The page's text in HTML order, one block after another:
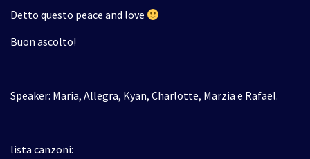
Detto questo peace and love
Buon ascolto!
Speaker: Maria, Allegra, Kyan, Charlotte, Marzia e Rafael.
lista canzoni: